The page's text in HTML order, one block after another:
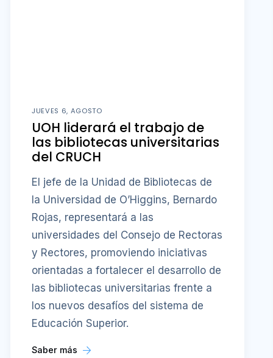
JUEVES 6, AGOSTO
UOH liderará el trabajo de
las bibliotecas universitarias
del CRUCH
El jefe de la Unidad de Bibliotecas de
la Universidad de O’Higgins, Bernardo
Rojas, representará a las
universidades del Consejo de Rectoras
y Rectores, promoviendo iniciativas
orientadas a fortalecer el desarrollo de
las bibliotecas universitarias frente a
los nuevos desafíos del sistema de
Educación Superior.
Saber más